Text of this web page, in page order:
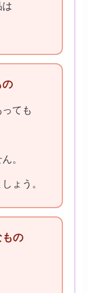
の
っても
。
ょう。
の